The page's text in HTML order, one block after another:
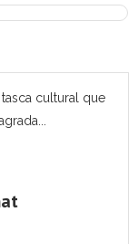
cultural que